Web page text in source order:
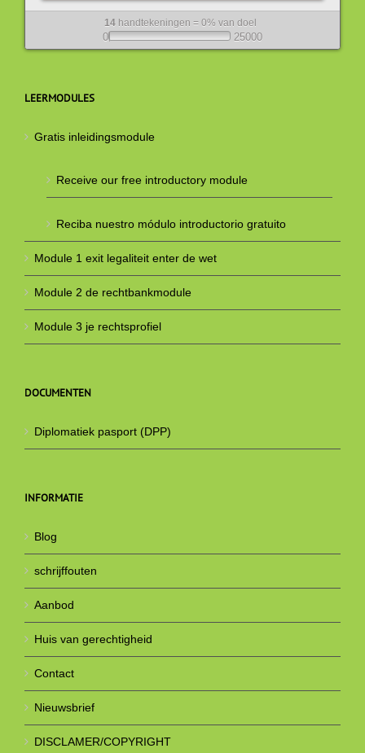
14 handtekeningen = 0% van doel
0 25000
LEERMODULES
Gratis inleidingsmodule
Receive our free introductory module
Reciba nuestro módulo introductorio gratuito
Module 1 exit legaliteit enter de wet
Module 2 de rechtbankmodule
Module 3 je rechtsprofiel
DOCUMENTEN
Diplomatiek pasport (DPP)
INFORMATIE
Blog
schrijffouten
Aanbod
Huis van gerechtigheid
Contact
Nieuwsbrief
DISCLAMER/COPYRIGHT